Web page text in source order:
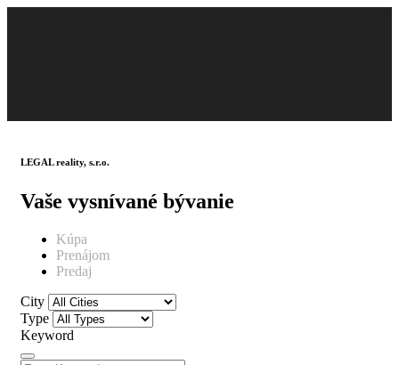
LEGAL reality, s.r.o.
Vaše vysnívané bývanie
Kúpa
Prenájom
Predaj
City
Type
Keyword